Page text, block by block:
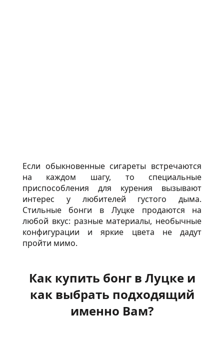
Если обыкновенные сигареты встречаются
на каждом шагу, то специальные
приспособления для курения вызывают
интерес у любителей густого дыма.
Стильные бонги в Луцке продаются на
любой вкус: разные материалы, необычные
конфигурации и яркие цвета не дадут
пройти мимо.
Как купить бонг в Луцке и
как выбрать подходящий
именно Вам?